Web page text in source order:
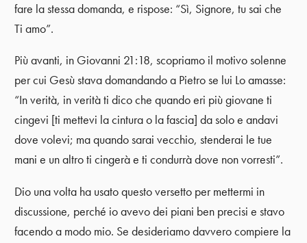
fare la stessa domanda, e rispose: “Sì, Signore, tu sai che
Ti amo”.
Più avanti, in Giovanni 21:18, scopriamo il motivo solenne
per cui Gesù stava domandando a Pietro se lui Lo amasse:
“In verità, in verità ti dico che quando eri più giovane ti
cingevi [ti mettevi la cintura o la fascia] da solo e andavi
dove volevi; ma quando sarai vecchio, stenderai le tue
mani e un altro ti cingerà e ti condurrà dove non vorresti”.
Dio una volta ha usato questo versetto per mettermi in
discussione, perché io avevo dei piani ben precisi e stavo
facendo a modo mio. Se desideriamo davvero compiere la